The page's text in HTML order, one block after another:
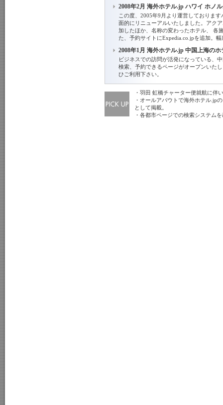
2008年2月 海外ホテル.jp ハワイ ホノ
この度、2005年9月より運営しておりま
面的にリニューアルいたしました。アク
加したほか、名称の変わったホテル、 各
た、予約サイトにExpedia.co.jpを追加。
2008年1月 海外ホテル.jp 中国上海の
ビジネスでの訪問が活発になっている、
検索、予約できるページがオープンいた
ひご利用下さい。
・羽田 虹橋チャーター便就航に伴
・オールアバウトで海外ホテル.jp
として掲載。
・各都市ページでの検索システム